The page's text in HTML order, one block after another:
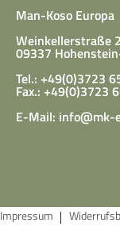
Man-Koso Europa
Weinkellerstraße
09337
Tel.: +49(0)3723
Fax.: +49(0)3723
E-Mail: info@mk-
Impressum